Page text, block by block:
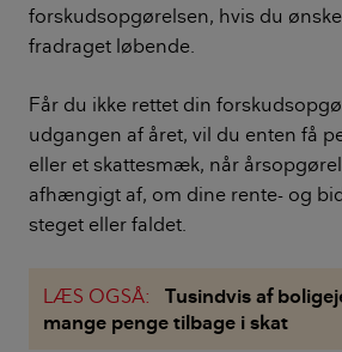
forskudsopgørelsen, hvis du
fradraget løbende.
Får du ikke rettet din
udgangen af året, vil du enten få
eller et skattesmæk, når
afhængigt af, om dine rente- og
steget eller faldet.
LÆS OGSÅ:
Tusindvis af
mange penge tilbage i skat